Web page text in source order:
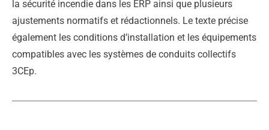
la sécurité incendie dans les ERP ainsi que plusieurs
ajustements normatifs et rédactionnels. Le texte précise
également les conditions d’installation et les équipements
compatibles avec les systèmes de conduits collectifs
3CEp.